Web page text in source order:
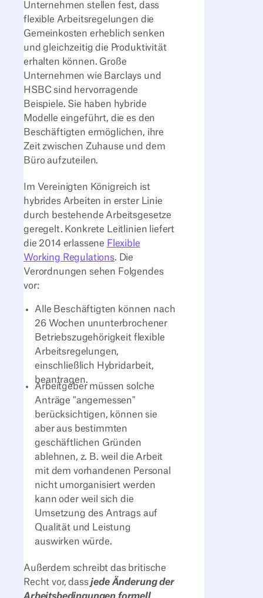
Unternehmen stellen fest, dass
flexible Arbeitsregelungen die
Gemeinkosten erheblich senken
und gleichzeitig die Produktivität
erhalten können. Große
Unternehmen wie Barclays und
HSBC sind hervorragende
Beispiele. Sie haben hybride
Modelle eingeführt, die es den
Beschäftigten ermöglichen, ihre
Zeit zwischen Zuhause und dem
Büro aufzuteilen.
Im Vereinigten Königreich ist
hybrides Arbeiten in erster Linie
durch bestehende Arbeitsgesetze
geregelt. Konkrete Leitlinien liefert
die 2014 erlassene Flexible
Working Regulations. Die
Verordnungen sehen Folgendes
vor:
Alle Beschäftigten können nach
26 Wochen ununterbrochener
Betriebszugehörigkeit flexible
Arbeitsregelungen,
einschließlich Hybridarbeit,
beantragen.
Arbeitgeber müssen solche
Anträge "angemessen"
berücksichtigen, können sie
aber aus bestimmten
geschäftlichen Gründen
ablehnen, z. B. weil die Arbeit
mit dem vorhandenen Personal
nicht umorganisiert werden
kann oder weil sich die
Umsetzung des Antrags auf
Qualität und Leistung
auswirken würde.
Außerdem schreibt das britische
Recht vor, dassjede Änderung der